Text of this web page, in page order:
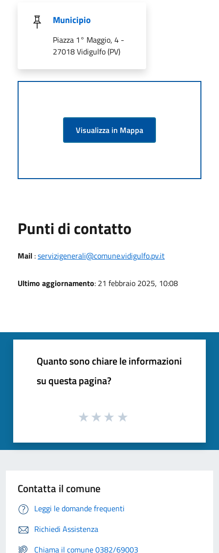
Municipio
Piazza 1° Maggio, 4 -
27018 Vidigulfo (PV)
Visualizza in Mappa
Punti di contatto
Mail :servizigenerali@comune.vidigulfo.pv.it
Ultimo aggiornamento: 21 febbraio 2025, 10:08
Quanto sono chiare le informazioni
su questa pagina?
Contatta il comune
Leggi le domande frequenti
Richiedi Assistenza
Chiama il comune 0382/69003